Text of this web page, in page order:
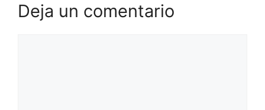
Deja un comentario